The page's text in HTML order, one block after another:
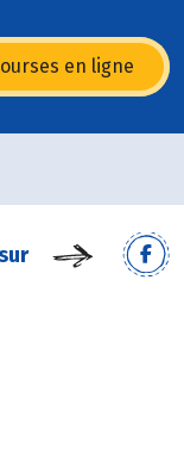
en ligne
une nouvelle